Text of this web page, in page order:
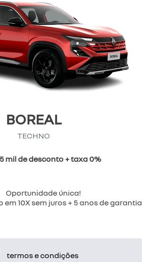
BOREAL
TECHNO
mil de desconto + taxa 0%
Oportunidade única!
10X sem juros + 5 anos de garantia
termos e condições